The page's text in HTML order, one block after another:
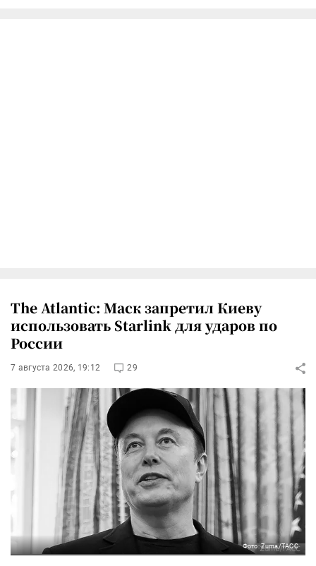
The Atlantic: Маск запретил Киеву
использовать Starlink для ударов по
России
7 августа 2026, 19:12 29
Фото: Zuma/ТАСС